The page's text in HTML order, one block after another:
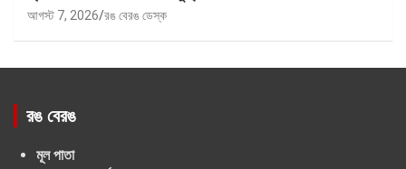
আগস্ট 7, 2026 রঙ বেরঙ ডেস্ক
রঙ বেরঙ
মূল পাতা